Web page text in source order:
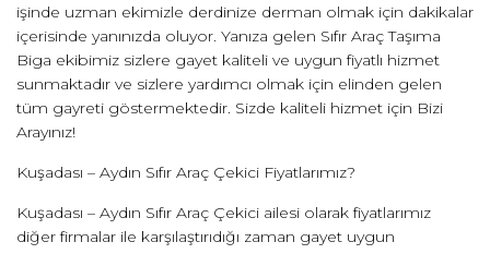
işinde uzman ekimizle derdinize derman olmak için dakikalar
içerisinde yanınızda oluyor. Yanıza gelen Sıfır Araç Taşıma
Biga ekibimiz sizlere gayet kaliteli ve uygun fiyatlı hizmet
sunmaktadır ve sizlere yardımcı olmak için elinden gelen
tüm gayreti göstermektedir. Sizde kaliteli hizmet için Bizi
Arayınız!
Kuşadası – Aydın Sıfır Araç Çekici Fiyatlarımız?
Kuşadası – Aydın Sıfır Araç Çekici ailesi olarak fiyatlarımız
diğer firmalar ile karşılaştırıdığı zaman gayet uygun